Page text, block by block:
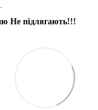
Не підлягають!!!